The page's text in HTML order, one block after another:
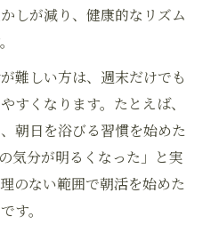
しが減り、健康的なリズム
難しい方は、週末だけでも
すくなります。たとえば、
朝日を浴びる習慣を始めた
気分が明るくなった」と実
のない範囲で朝活を始めた
す。